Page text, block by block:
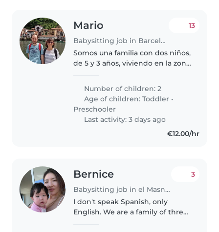
Mario
Babysitting job in Barcelona
13
Somos una familia con dos niños,
de 5 y 3 años, viviendo en la zona
Nuestro hijo mayor necesita algo
más de apoyo en su día a día
(tiene su propio ritmo..
Number of children: 2
Age of children:Toddler •
Preschooler
Last activity: 3 days ago
€12.00/hr
Bernice
Babysitting job in el Masnou
3
I don't speak Spanish, only
English. We are a family of three,